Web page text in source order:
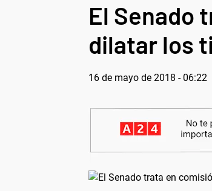
El Senado
dilatar los
16 de mayo de 2018 - 06:22